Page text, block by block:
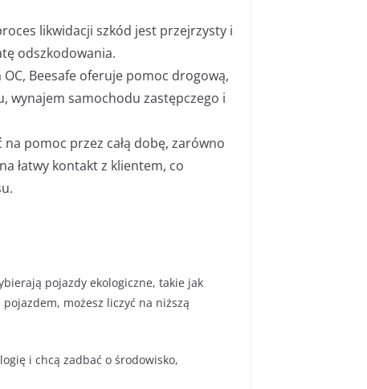
likwidacji szkód jest przejrzysty i
odszkodowania.
Beesafe oferuje pomoc drogową,
wynajem samochodu zastępczego i
na pomoc przez całą dobę, zarówno
łatwy kontakt z klientem, co
pojazdy ekologiczne, takie jak
możesz liczyć na niższą
i chcą zadbać o środowisko,